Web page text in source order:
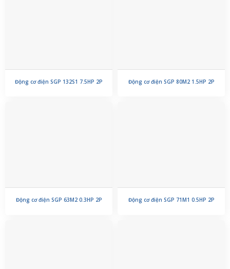
Động cơ điện SGP 132S1 7.5HP 2P Động cơ điện SGP 80M2 1.5HP 2P
Động cơ điện SGP 63M2 0.3HP 2P Động cơ điện SGP 71M1 0.5HP 2P